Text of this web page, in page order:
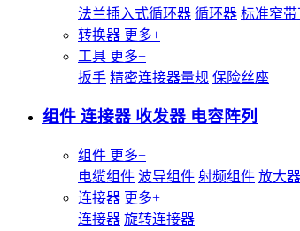
法兰插入式循环器 循环器 标准窄
转换器 更多+
工具 更多+
扳手 精密连接器量规 保险丝座
组件 连接器 收发器 电容阵列
组件 更多+
电缆组件 波导组件 射频组件 放大
连接器 更多+
连接器 旋转连接器